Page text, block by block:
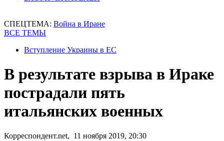
СПЕЦТЕМА: Война в Иране
ВСЕ ТЕМЫ
Вступление Украины в ЕС
В результате взрыва в Ираке
пострадали пять
итальянских военных
Корреспондент.net, 11 ноября 2019, 20:30